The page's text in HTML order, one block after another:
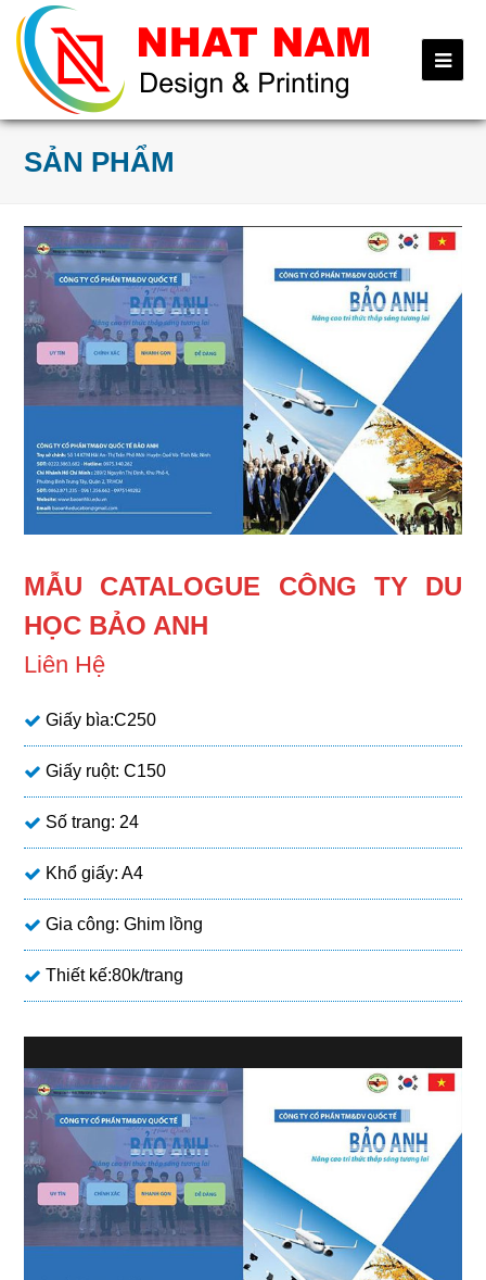
SẢN PHẨM
MẪU CATALOGUE CÔNG TY DU
HỌC BẢO ANH
Liên Hệ
Giấy bìa:C250
Giấy ruột: C150
Số trang: 24
Khổ giấy: A4
Gia công: Ghim lồng
Thiết kế:80k/trang